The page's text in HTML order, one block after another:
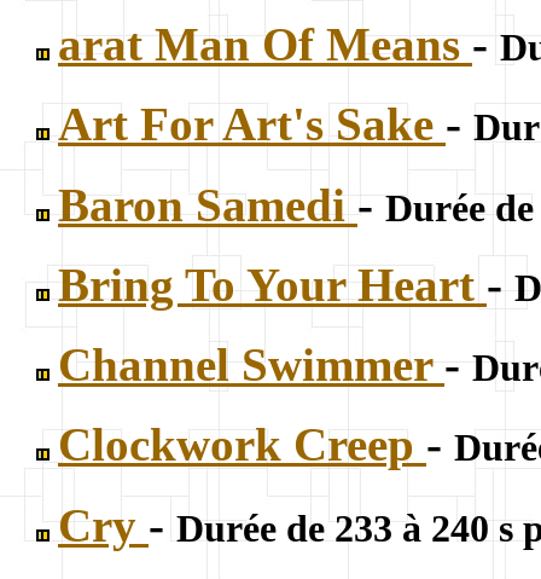
arat Man Of Means -
Art For Art's Sake -
Baron Samedi - Durée
Bring To Your Heart -
Channel Swimmer -
Clockwork Creep -
Cry - Durée de 233 à 240 s